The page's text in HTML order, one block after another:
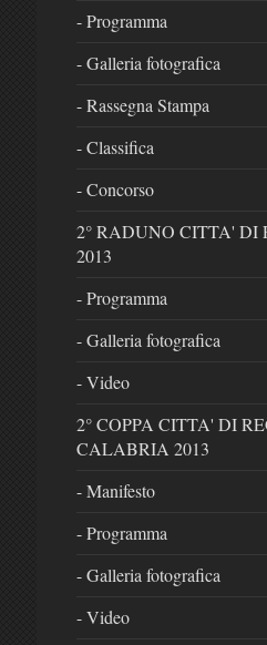
- Programma
- Galleria fotografica
- Rassegna Stampa
- Classifica
- Concorso
2° RADUNO CITTA' DI
2013
- Programma
- Galleria fotografica
- Video
2° COPPA CITTA' DI
CALABRIA 2013
- Manifesto
- Programma
- Galleria fotografica
- Video